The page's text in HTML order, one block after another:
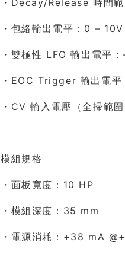
・Decay/Release 時間
・包絡輸出電平：0 – 10V
・雙極性 LFO 輸出電平
・EOC Trigger 輸出電
・CV 輸入電壓（全掃範
模組規格
・面板寬度：10 HP
・模組深度：35 mm
・電源消耗：+38 mA